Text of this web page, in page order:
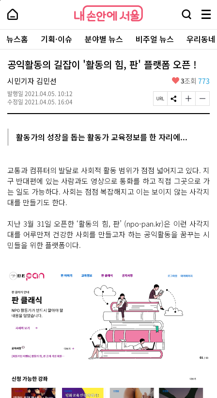
본
로
가
내
손
안
에
서
울
-
서
울
시
대
표
소
포
내
손
에
울
검
창
열
기
메
뉴
전
체
보
주
요
서
뉴스홈 기획·이슈 분야별 뉴스 비주얼 뉴스 우리동
공익활동의 길잡이 '활동의 힘, 판' 플랫폼 오픈 !
시민기자 김민선
발행일 2021.04.05. 10:12
수정일 2021.04.05. 16:04
좋
요
3조회 773
페
이
R
L
S
N
유
하
글
자
하
기
글
자
하
기
활동가의 성장을 돕는 활동가 교육정보를 한 자리에...
교통과 컴퓨터의 발달로 사회적 활동 범위가 점점 넓어지고 있다. 지
구 반대편에 있는 사람과도 영상으로 통화를 하고 직접 그곳으로 가
는 일도 가능하다. 사회는 점점 복잡해지고 이는 보이지 않는 사각지
대를 만들기도 한다.
지난 3월 31일 오픈한 ‘활동의 힘, 판’ (npo-pan.kr)은 이런 사각지
대를 어루만져 건강한 사회를 만들고자 하는 공익활동을 꿈꾸는 시
민들을 위한 플랫폼이다.
페
상
단
로